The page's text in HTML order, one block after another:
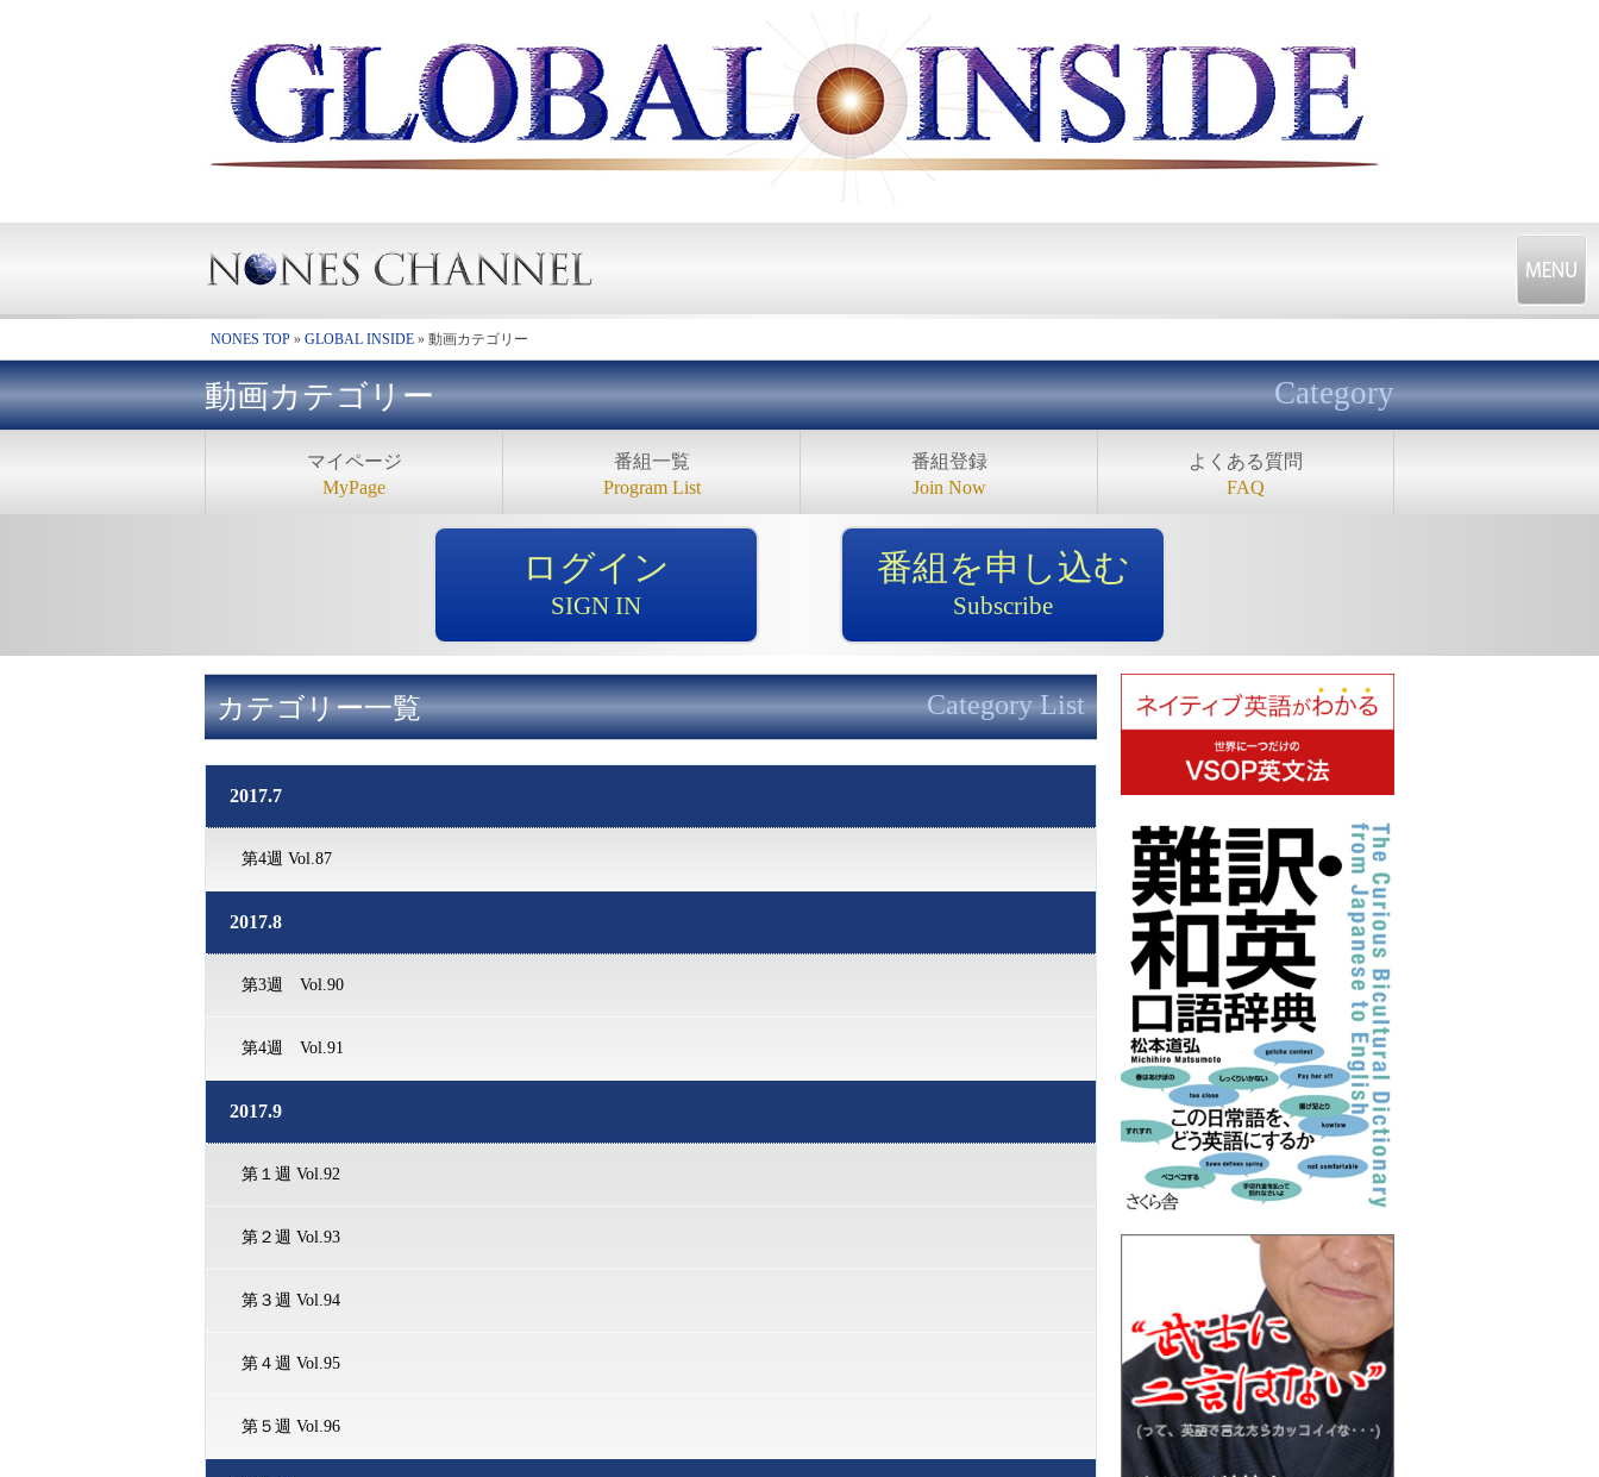
NONES TOP » GLOBAL INSIDE » 動画カテゴリー
動画カテゴリー Category
マイページ
MyPage
番組一覧
Program List
番組登録
Join Now
よくある質問
FAQ
ログイン
SIGN IN
番組を申し込む
Subscribe
カテゴリー一覧 Category List
2017.7
第4週 Vol.87
2017.8
第3週 Vol.90
第4週 Vol.91
2017.9
第１週 Vol.92
第２週 Vol.93
第３週 Vol.94
第４週 Vol.95
第５週 Vol.96